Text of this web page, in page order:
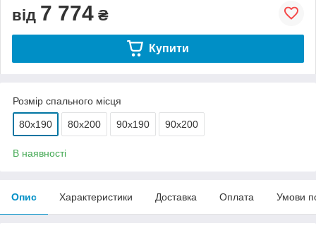
від 7 774 ₴
Купити
Розмір спального місця
80х190 80х200 90х190 90х200
В наявності
Опис Характеристики Доставка Оплата Умови